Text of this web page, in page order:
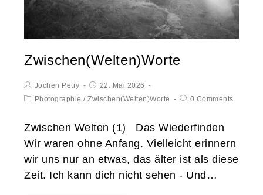
Zwischen(Welten)Worte
Jochen Petry
22. Mai 2026
Photographie /Zwischen(Welten)Worte 0 Comments
Zwischen Welten (1) Das Wiederfinden
Wir waren ohne Anfang. Vielleicht erinnern
wir uns nur an etwas, das älter ist als diese
Zeit. Ich kann dich nicht sehen - Und…